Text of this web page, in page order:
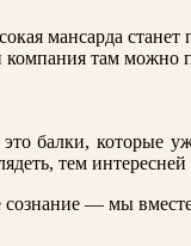
мансарда
там можно
балки, которые
тем
сознание — мы